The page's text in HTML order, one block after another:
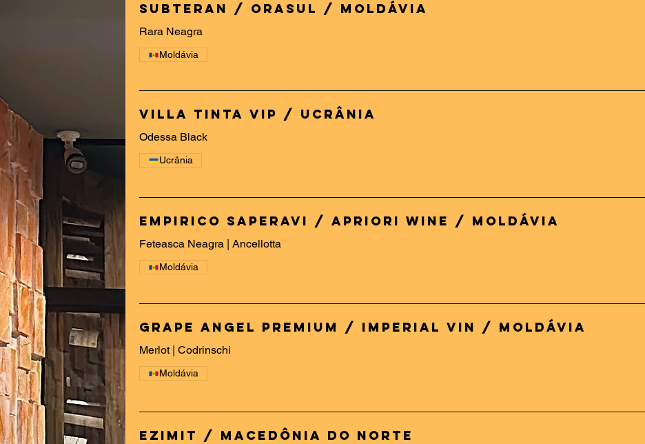
Subteran / Orasul / Moldávia
Rara Neagra
Moldávia
Villa Tinta Vip / Ucrânia
Odessa Black
Ucrânia
Empirico Saperavi / Apriori Wine / Moldávia
Feteasca Neagra | Ancellotta
Moldávia
Grape Angel Premium / Imperial Vin / Moldávia
Merlot | Codrinschi
Moldávia
Ezimit / Macedônia do Norte